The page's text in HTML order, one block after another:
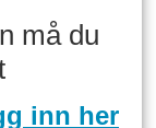
må du
inn her